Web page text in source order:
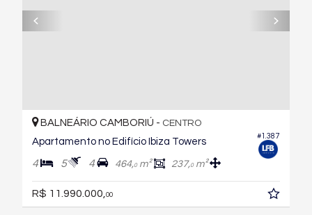
#1.387
BALNEÁRIO CAMBORIÚ - CENTRO
Apartamento no Edifício Ibiza Towers
4 5 4 464,0m² 237,0m²
R$ 11.990.000, 00